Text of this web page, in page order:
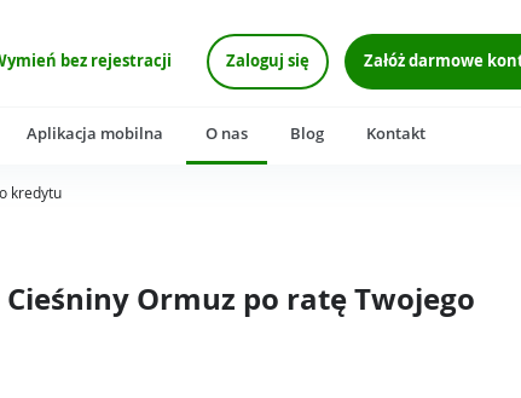
bez rejestracji Zaloguj się Załóż darmowe
Aplikacja mobilna O nas Blog Kontakt
kredytu
Ormuz po ratę Twojego